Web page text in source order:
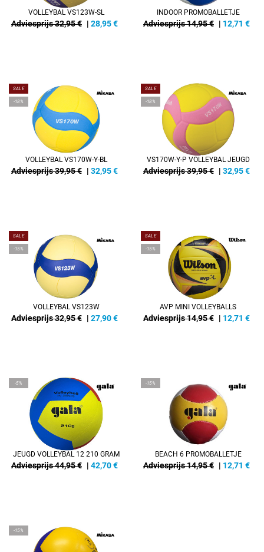
VOLLEYBAL VS123W-SL
Adviesprijs 32,95 € | 28,95€
INDOOR PROMOBALLETJE
Adviesprijs 14,95 € | 12,71 €
SALE
-18%
VOLLEYBAL VS170W-Y-BL
Adviesprijs 39,95 € | 32,95€
SALE
-18%
VS170W-Y-P VOLLEYBAL JEUGD
Adviesprijs 39,95 € | 32,95€
SALE
-15%
VOLLEYBAL VS123W
Adviesprijs 32,95 € | 27,90€
SALE
-15%
AVP MINI VOLLEYBALLS
Adviesprijs 14,95 € | 12,71 €
-5%
JEUGD VOLLEYBAL 12 210 GRAM
Adviesprijs 44,95 € | 42,70€
-15%
BEACH 6 PROMOBALLETJE
Adviesprijs 14,95 € | 12,71 €
-15%